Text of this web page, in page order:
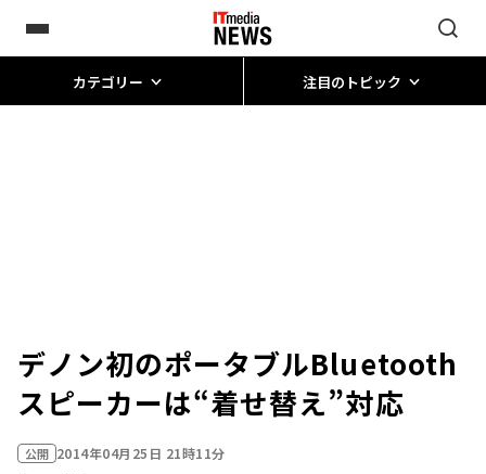
カテゴリー 注目のトピック
デノン初のポータブルBluetooth
スピーカーは“着せ替え”対応
公開 2014年04月25日 21時11分